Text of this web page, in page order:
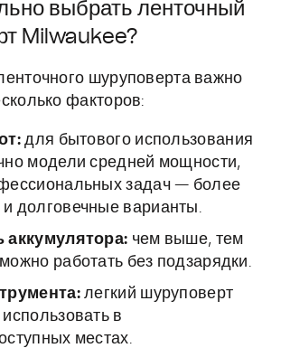
выбрать ленточный
Milwaukee?
шуруповерта важно
факторов:
для бытового использования
модели средней мощности,
задач — более
долговечные варианты.
аккумулятора: чем выше, тем
работать без подзарядки.
легкий шуруповерт
в
местах.